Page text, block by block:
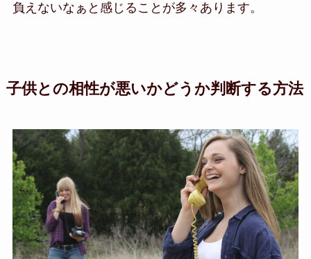
負えないなぁと感じることが多々あります。
子供との相性が悪いかどうか判断する方法